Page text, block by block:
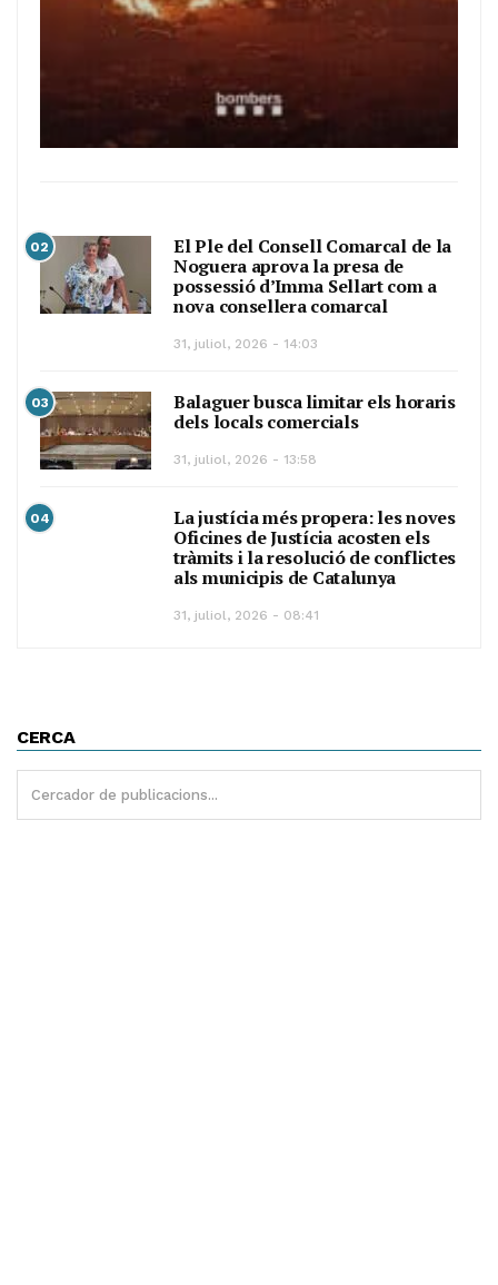
02
El Ple del Consell Comarcal de la
Noguera aprova la presa de
possessió d’Imma Sellart com a
nova consellera comarcal
31, juliol, 2026 - 14:03
03
Balaguer busca limitar els horaris
dels locals comercials
31, juliol, 2026 - 13:58
04
La justícia més propera: les noves
Oficines de Justícia acosten els
tràmits i la resolució de conflictes
als municipis de Catalunya
31, juliol, 2026 - 08:41
CERCA